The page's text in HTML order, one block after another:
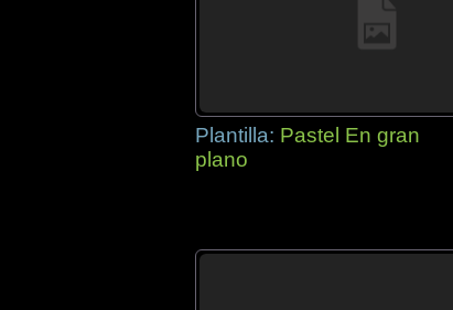
Plantilla: Pastel En gran
plano